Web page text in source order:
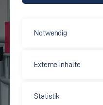
Notwendig
Externe Inhalte
Statistik